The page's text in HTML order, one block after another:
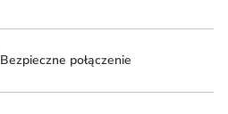
Bezpieczne połączenie